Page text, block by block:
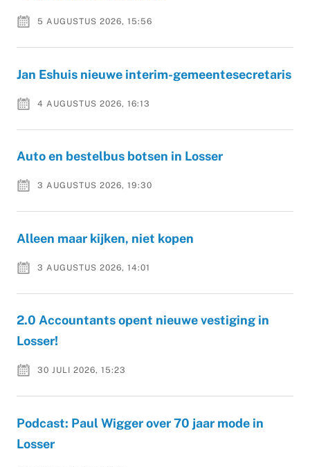
5 AUGUSTUS 2026, 15:56
Jan Eshuis nieuwe interim-gemeentesecretaris
4 AUGUSTUS 2026, 16:13
Auto en bestelbus botsen in Losser
3 AUGUSTUS 2026, 19:30
Alleen maar kijken, niet kopen
3 AUGUSTUS 2026, 14:01
2.0 Accountants opent nieuwe vestiging in
Losser!
30 JULI 2026, 15:23
Podcast: Paul Wigger over 70 jaar mode in
Losser